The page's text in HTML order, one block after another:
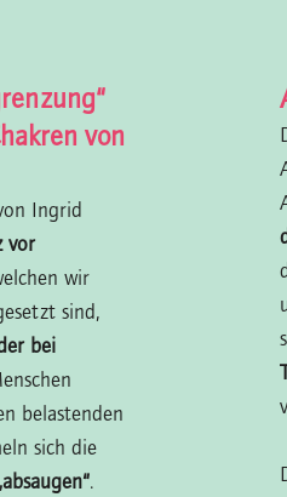
von
Ingrid
vor
wir
sind,
bei
belastenden
sich die
.